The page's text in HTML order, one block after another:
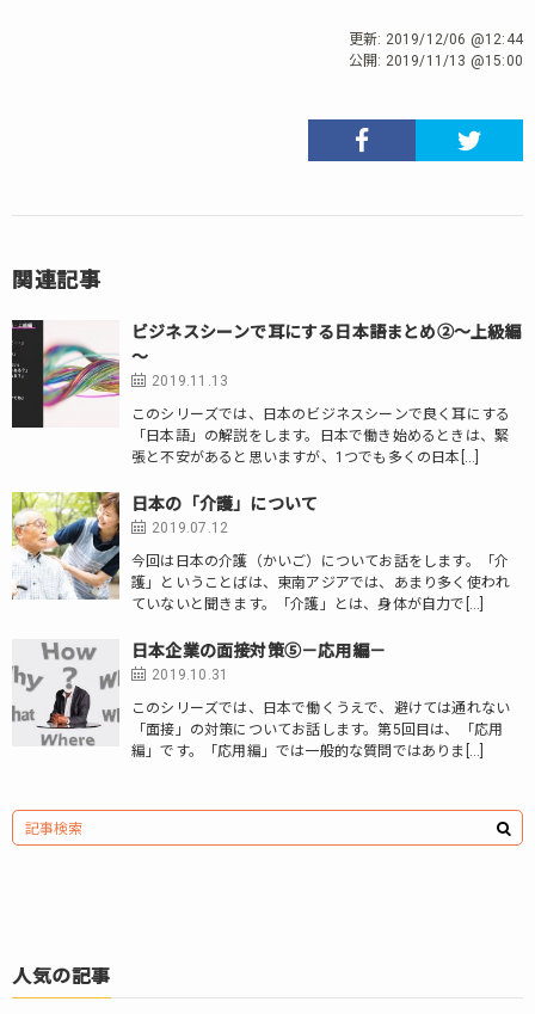
更新: 2019/12/06 @12:44
公開: 2019/11/13 @15:00
関連記事
ビジネスシーンで耳にする日本語まとめ②～上級編
～
2019.11.13
このシリーズでは、日本のビジネスシーンで良く耳にする
「日本語」の解説をします。日本で働き始めるときは、緊
張と不安があると思いますが、1つでも多くの日本[…]
日本の「介護」について
2019.07.12
今回は日本の介護（かいご）についてお話をします。「介
護」ということばは、東南アジアでは、あまり多く使われ
ていないと聞きます。「介護」とは、身体が自力で[…]
日本企業の面接対策⑤－応用編－
2019.10.31
このシリーズでは、日本で働くうえで、避けては通れない
「面接」の対策についてお話します。第5回目は、「応用
編」です。「応用編」では一般的な質問ではありま[…]
人気の記事